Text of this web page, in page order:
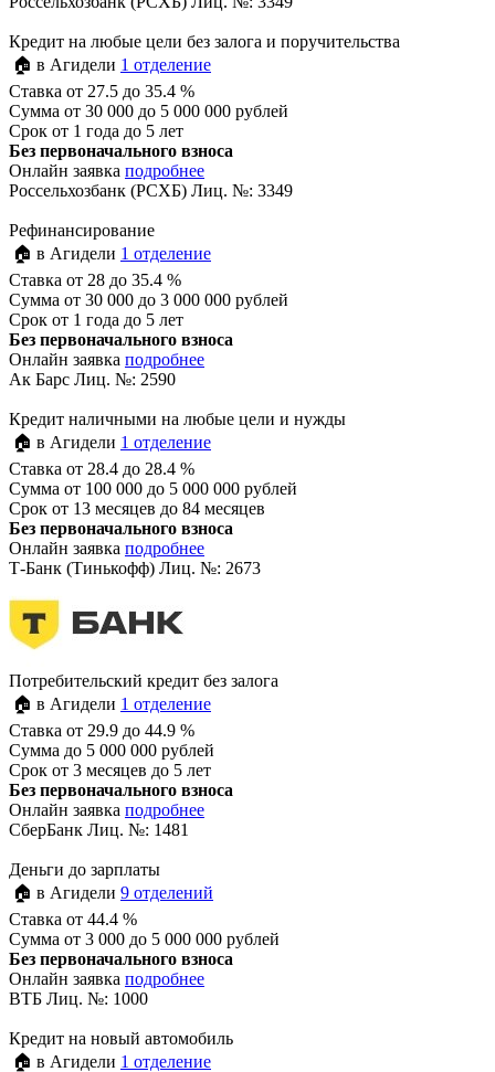
Кредит на любые цели без залога и поручительства
🏠 в Агидели 1 отделение
Ставка от 27.5 до 35.4 %
Сумма от 30 000 до 5 000 000 рублей
Срок от 1 года до 5 лет
Без первоначального взноса
Онлайн заявка подробнее
Россельхозбанк (РСХБ) Лиц. №: 3349
Рефинансирование
🏠 в Агидели 1 отделение
Ставка от 28 до 35.4 %
Сумма от 30 000 до 3 000 000 рублей
Срок от 1 года до 5 лет
Без первоначального взноса
Онлайн заявка подробнее
Ак Барс Лиц. №: 2590
Кредит наличными на любые цели и нужды
🏠 в Агидели 1 отделение
Ставка от 28.4 до 28.4 %
Сумма от 100 000 до 5 000 000 рублей
Срок от 13 месяцев до 84 месяцев
Без первоначального взноса
Онлайн заявка подробнее
Т-Банк (Тинькофф) Лиц. №: 2673
Потребительский кредит без залога
🏠 в Агидели 1 отделение
Ставка от 29.9 до 44.9 %
Сумма до 5 000 000 рублей
Срок от 3 месяцев до 5 лет
Без первоначального взноса
Онлайн заявка подробнее
СберБанк Лиц. №: 1481
Деньги до зарплаты
🏠 в Агидели 9 отделений
Ставка от 44.4 %
Сумма от 3 000 до 5 000 000 рублей
Без первоначального взноса
Онлайн заявка подробнее
ВТБ Лиц. №: 1000
Кредит на новый автомобиль
🏠 в Агидели 1 отделение